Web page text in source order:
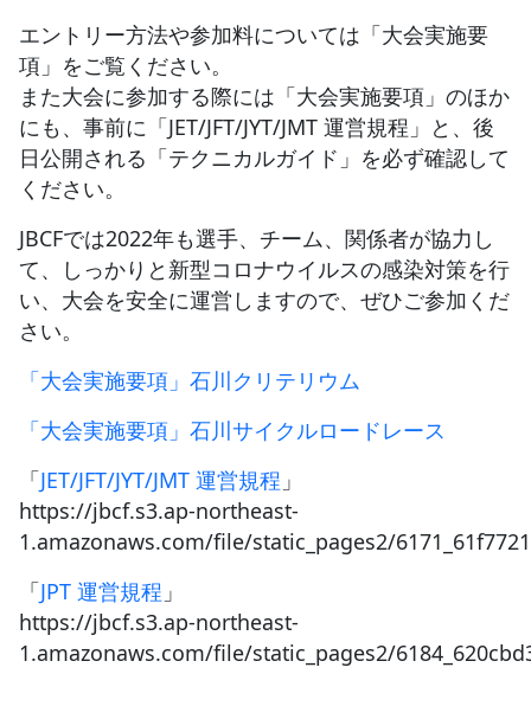
エントリー方法や参加料については「大会実施要
項」をご覧ください。
また大会に参加する際には「大会実施要項」のほか
にも、事前に「JET/JFT/JYT/JMT 運営規程」と、後
日公開される「テクニカルガイド」を必ず確認して
ください。
JBCFでは2022年も選手、チーム、関係者が協力し
て、しっかりと新型コロナウイルスの感染対策を行
い、大会を安全に運営しますので、ぜひご参加くだ
さい。
「大会実施要項」石川クリテリウム
「大会実施要項」石川サイクルロードレース
「JET/JFT/JYT/JMT 運営規程 」
https://jbcf.s3.ap-northeast-
1.amazonaws.com/file/static_pages2/
「JPT 運営規程 」
https://jbcf.s3.ap-northeast-
1.amazonaws.com/file/static_pages2/